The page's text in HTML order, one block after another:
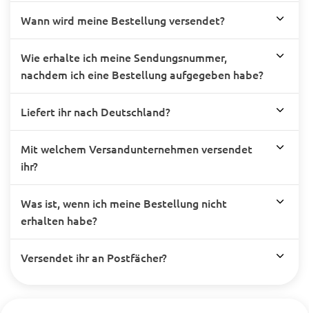
Wann wird meine Bestellung versendet?
Wie erhalte ich meine Sendungsnummer,
nachdem ich eine Bestellung aufgegeben habe?
Liefert ihr nach Deutschland?
Mit welchem Versandunternehmen versendet
ihr?
Was ist, wenn ich meine Bestellung nicht
erhalten habe?
Versendet ihr an Postfächer?